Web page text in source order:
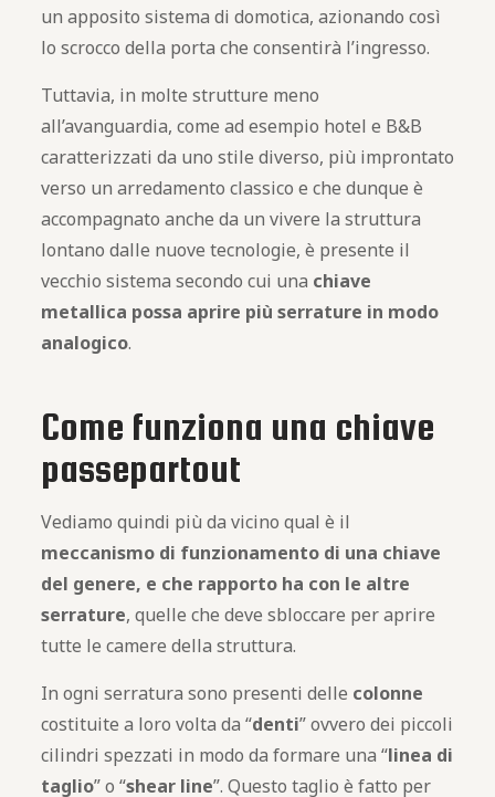
un apposito sistema di domotica, azionando così
lo scrocco della porta che consentirà l’ingresso.
Tuttavia, in molte strutture meno
all’avanguardia, come ad esempio hotel e B&B
caratterizzati da uno stile diverso, più improntato
verso un arredamento classico e che dunque è
accompagnato anche da un vivere la struttura
lontano dalle nuove tecnologie, è presente il
vecchio sistema secondo cui una chiave
metallica possa aprire più serrature in modo
analogico.
Come funziona una chiave
passepartout
Vediamo quindi più da vicino qual è il
meccanismo di funzionamento di una chiave
del genere, e che rapporto ha con le altre
serrature, quelle che deve sbloccare per aprire
tutte le camere della struttura.
In ogni serratura sono presenti delle colonne
costituite a loro volta da “denti” ovvero dei piccoli
cilindri spezzati in modo da formare una “linea di
taglio” o “shear line”. Questo taglio è fatto per